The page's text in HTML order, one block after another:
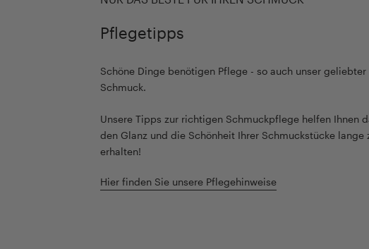
Pflegetipps
Schöne Dinge benötigen Pflege - so auch unser geliebter
Schmuck.
Unsere Tipps zur richtigen Schmuckpflege helfen Ihnen
den Glanz und die Schönheit Ihrer Schmuckstücke lange
erhalten!
Hier finden Sie unsere Pflegehinweise